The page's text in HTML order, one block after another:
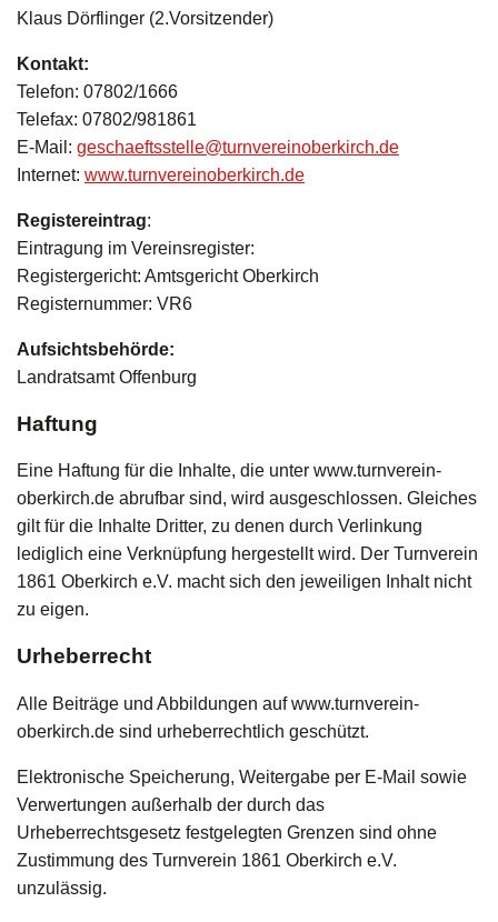
Klaus Dörflinger (2.Vorsitzender)
Kontakt:
Telefon: 07802/1666
Telefax: 07802/981861
E-Mail: geschaeftsstelle@turnvereinoberkirch.de
Internet: www.turnvereinoberkirch.de
Registereintrag:
Eintragung im Vereinsregister:
Registergericht: Amtsgericht Oberkirch
Registernummer: VR6
Aufsichtsbehörde:
Landratsamt Offenburg
Haftung
Eine Haftung für die Inhalte, die unter www.turnverein-
oberkirch.de abrufbar sind, wird ausgeschlossen. Gleiches
gilt für die Inhalte Dritter, zu denen durch Verlinkung
lediglich eine Verknüpfung hergestellt wird. Der Turnverein
1861 Oberkirch e.V. macht sich den jeweiligen Inhalt nicht
zu eigen.
Urheberrecht
Alle Beiträge und Abbildungen auf www.turnverein-
oberkirch.de sind urheberrechtlich geschützt.
Elektronische Speicherung, Weitergabe per E-Mail sowie
Verwertungen außerhalb der durch das
Urheberrechtsgesetz festgelegten Grenzen sind ohne
Zustimmung des Turnverein 1861 Oberkirch e.V.
unzulässig.
Jobangebote
Galerie
Presse
Stretch & Tone
Rückenfit
Seniorenfitness
Yoga
Zumba